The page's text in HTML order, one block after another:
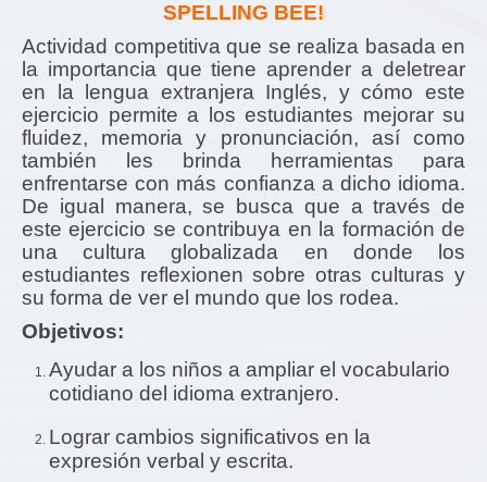
SPELLING BEE!
Actividad competitiva que se realiza basada en
la importancia que tiene aprender a deletrear
en la lengua extranjera Inglés, y cómo este
ejercicio permite a los estudiantes mejorar su
fluidez, memoria y pronunciación, así como
también les brinda herramientas para
enfrentarse con más confianza a dicho idioma.
De igual manera, se busca que a través de
este ejercicio se contribuya en la formación de
una cultura globalizada en donde los
estudiantes reflexionen sobre otras culturas y
su forma de ver el mundo que los rodea.
Objetivos:
Ayudar a los niños a ampliar el vocabulario
cotidiano del idioma extranjero.
Lograr cambios significativos en la
expresión verbal y escrita.